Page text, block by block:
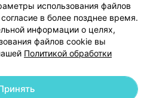
настройки cookie
данных
использования файлов
в более позднее время.
информации о целях,
файлов cookie вы
Политикой обработки